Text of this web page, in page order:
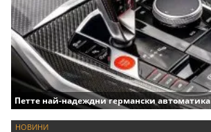
Петте най-надеждни германски автоматика
НОВИНИ